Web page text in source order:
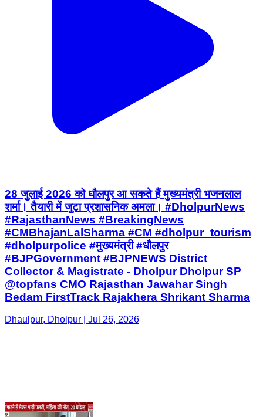
28 जुलाई 2026 को धौलपुर आ सकते हैं मुख्यमंत्री भजनलाल
शर्मा। तैयारी में जुटा प्रशासनिक अमला। #DholpurNews
#RajasthanNews #BreakingNews
#CMBhajanLalSharma #CM #dholpur_tourism
#dholpurpolice #मुख्यमंत्री #धौलपुर
#BJPGovernment #BJPNEWS District
Collector & Magistrate - Dholpur Dholpur SP
@topfans CMO Rajasthan Jawahar Singh
Bedam FirstTrack Rajakhera Shrikant Sharma
Dhaulpur, Dholpur | Jul 26, 2026